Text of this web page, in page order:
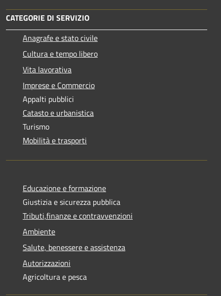
CATEGORIE DI SERVIZIO
Anagrafe e stato civile
Cultura e tempo libero
Vita lavorativa
Imprese e Commercio
Appalti pubblici
Catasto e urbanistica
Turismo
Mobilità e trasporti
Educazione e formazione
Giustizia e sicurezza pubblica
Tributi,finanze e contravvenzioni
Ambiente
Salute, benessere e assistenza
Autorizzazioni
Agricoltura e pesca